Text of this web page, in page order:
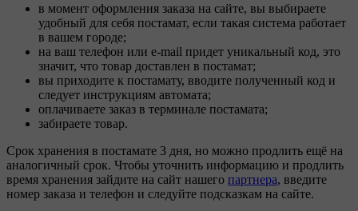
в момент оформления заказа на сайте, вы выбираете
удобный для себя постамат, если такая система работает
в вашем городе;
на ваш телефон или e-mail придет уникальный код, это
значит, что товар доставлен в постамат;
вы приходите к постамату, вводите полученный код и
следует инструкциям автомата;
оплачиваете заказ в терминале постамата;
забираете товар.
Срок хранения в постамате 3 дня, но можно продлить ещё на
аналогичный срок. Чтобы уточнить информацию и продлить
время хранения зайдите на сайт нашего партнера, введите
номер заказа и телефон и следуйте подсказкам на сайте.